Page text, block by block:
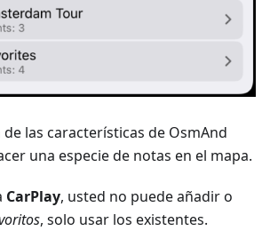
de las características de OsmAnd
una especie de notas en el mapa.
CarPlay, usted no puede añadir o
, solo usar los existentes.